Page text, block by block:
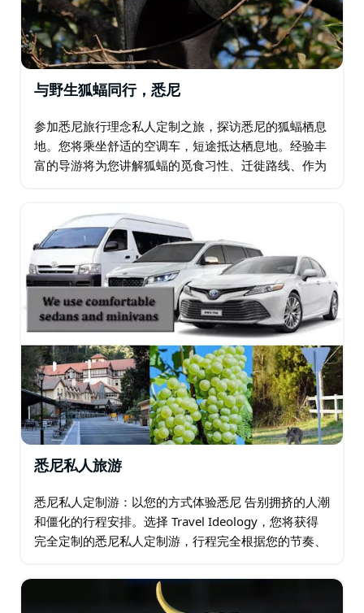
与野生狐蝠同行，悉尼
参加悉尼旅行理念私人定制之旅，探访悉尼的狐蝠栖息
地。您将乘坐舒适的空调车，短途抵达栖息地。经验丰
富的导游将为您讲解狐蝠的觅食习性、迁徙路线、作为
悉尼私人旅游
悉尼私人定制游：以您的方式体验悉尼 告别拥挤的人潮
和僵化的行程安排。选择 Travel Ideology，您将获得
完全定制的悉尼私人定制游，行程完全根据您的节奏、
于您无需与陌生人共乘…